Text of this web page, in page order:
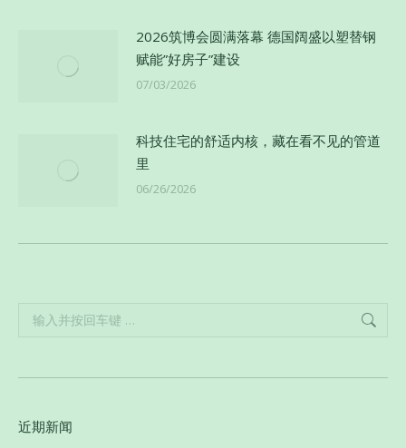
2026筑博会圆满落幕 德国阔盛以塑替钢
赋能”好房子”建设
07/03/2026
科技住宅的舒适内核，藏在看不见的管道
里
06/26/2026
Search:
近期新闻